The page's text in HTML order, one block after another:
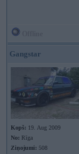
Gangstar
Kopš: 19. Aug 2009
No: Rīga
Ziņojumi: 508